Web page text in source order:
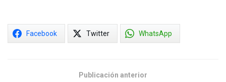
Facebook Twitter WhatsApp
Publicación anterior